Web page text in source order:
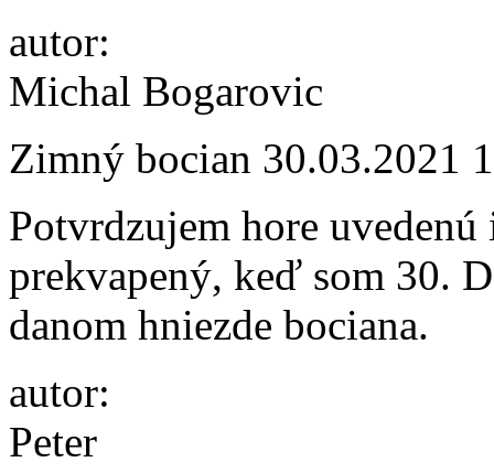
autor:
Michal Bogarovic
Zimný bocian 30.03.2021
Potvrdzujem hore
prekvapený, keď som 30.
danom hniezde bociana.
autor:
Peter